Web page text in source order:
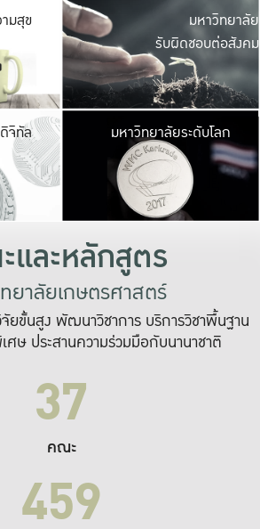
มสุข มหาวิ
ค
เปิดประ
และพบเรื่องราวใ
มหาวิทยาลัย
รับผิดชอบต่อสังคม
จิทัล มหาวิ
เปลี่ยนแปลง แล
เพื่อทำง
ระบบสารสนเทศ
มหาวิทยาลัยระดับโลก
ละหลักสูตร
ยาลัยเกษตรศาสตร์
ขั้นสูง พัฒนาวิชาการ บริการวิชาพื้นฐาน
ศษ ประสานความร่วมมือกับนานาชาติ
37
คณะ
459